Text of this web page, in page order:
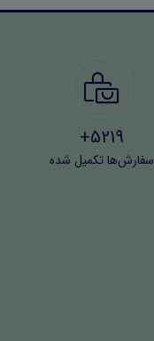
5219+
سفارش‌ها تکمیل شده